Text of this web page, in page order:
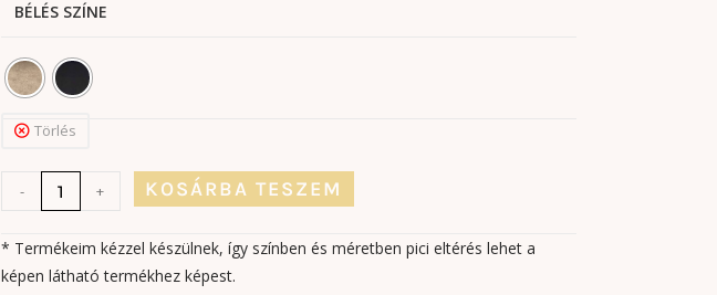
BÉLÉS SZÍNE
Törlés
- + KOSÁRBA TESZEM
* Termékeim kézzel készülnek, így színben és méretben pici eltérés lehet a
képen látható termékhez képest.